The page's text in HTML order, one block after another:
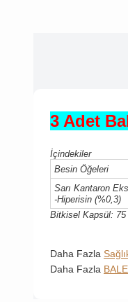
3 Adet
İçindekiler
Besin Öğeleri
Sarı Kantaron
-Hiperisin (%0,3)
Bitkisel Kapsül: 75
Daha Fazla
Daha Fazla